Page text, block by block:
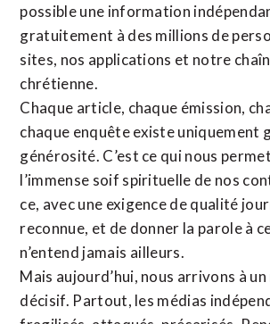
possible une information
gratuitement à des millions de
sites, nos applications et notre
chrétienne.
Chaque article, chaque émission,
chaque enquête existe uniquement
générosité. C’est ce qui nous
l’immense soif spirituelle de nos
ce, avec une exigence de qualité
reconnue, et de donner la parole à
n’entend jamais ailleurs.
Mais aujourd’hui, nous arrivons à
décisif. Partout, les médias